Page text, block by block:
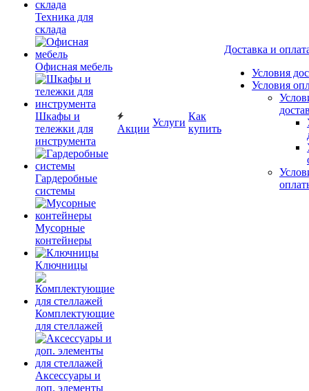
Техника для
склада
Офисная мебель
Шкафы и
тележки для
инструмента
Гардеробные
системы
Мусорные
контейнеры
Ключницы
Комплектующие
для стеллажей
Аксессуары и
доп. элементы
Акции
Услуги
Как
купить
Доставка и
Условия
Условия